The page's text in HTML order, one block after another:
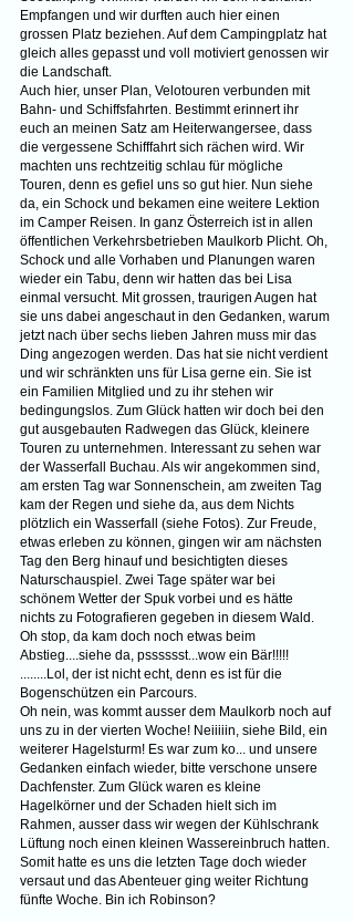
Empfangen und wir durften auch hier einen
grossen Platz beziehen. Auf dem Campingplatz hat
gleich alles gepasst und voll motiviert genossen wir
die Landschaft.
Auch hier, unser Plan, Velotouren verbunden mit
Bahn- und Schiffsfahrten. Bestimmt erinnert ihr
euch an meinen Satz am Heiterwangersee, dass
die vergessene Schifffahrt sich rächen wird. Wir
machten uns rechtzeitig schlau für mögliche
Touren, denn es gefiel uns so gut hier. Nun siehe
da, ein Schock und bekamen eine weitere Lektion
im Camper Reisen. In ganz Österreich ist in allen
öffentlichen Verkehrsbetrieben Maulkorb Plicht. Oh,
Schock und alle Vorhaben und Planungen waren
wieder ein Tabu, denn wir hatten das bei Lisa
einmal versucht. Mit grossen, traurigen Augen hat
sie uns dabei angeschaut in den Gedanken, warum
jetzt nach über sechs lieben Jahren muss mir das
Ding angezogen werden. Das hat sie nicht verdient
und wir schränkten uns für Lisa gerne ein. Sie ist
ein Familien Mitglied und zu ihr stehen wir
bedingungslos. Zum Glück hatten wir doch bei den
gut ausgebauten Radwegen das Glück, kleinere
Touren zu unternehmen. Interessant zu sehen war
der Wasserfall Buchau. Als wir angekommen sind,
am ersten Tag war Sonnenschein, am zweiten Tag
kam der Regen und siehe da, aus dem Nichts
plötzlich ein Wasserfall (siehe Fotos). Zur Freude,
etwas erleben zu können, gingen wir am nächsten
Tag den Berg hinauf und besichtigten dieses
Naturschauspiel. Zwei Tage später war bei
schönem Wetter der Spuk vorbei und es hätte
nichts zu Fotografieren gegeben in diesem Wald.
Oh stop, da kam doch noch etwas beim
Abstieg....siehe da, psssssst...wow ein Bär!!!!!
........Lol, der ist nicht echt, denn es ist für die
Bogenschützen ein Parcours.
Oh nein, was kommt ausser dem Maulkorb noch auf
uns zu in der vierten Woche! Neiiiiin, siehe Bild, ein
weiterer Hagelsturm! Es war zum ko... und unsere
Gedanken einfach wieder, bitte verschone unsere
Dachfenster. Zum Glück waren es kleine
Hagelkörner und der Schaden hielt sich im
Rahmen, ausser dass wir wegen der Kühlschrank
Lüftung noch einen kleinen Wassereinbruch hatten.
Somit hatte es uns die letzten Tage doch wieder
versaut und das Abenteuer ging weiter Richtung
fünfte Woche. Bin ich Robinson?